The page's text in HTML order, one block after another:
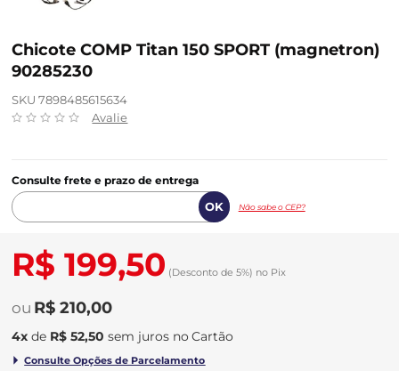
Chicote COMP Titan 150 SPORT (magnetron)
90285230
SKU 7898485615634
Avalie
Consulte frete e prazo de entrega
Não sabe o CEP?
R$ 199,50 (Desconto de 5%) no Pix
R$ 210,00
4x de R$ 52,50 sem juros no